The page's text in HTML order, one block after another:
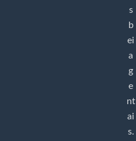
s
b
ei
a
g
e
nt
ai
s.